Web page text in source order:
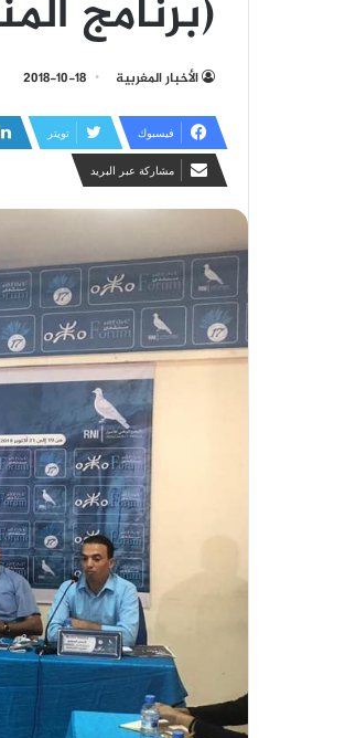
(برنامج
الأخبار المغربية 2018-10-18
فيسبوك تويتر
مشاركة عبر البريد